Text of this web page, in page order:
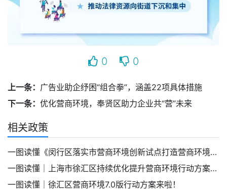
0 0
上一条： 广告业助企纾困“组合拳”，涵盖22项具体措施
下一条： 优化营商环境，奉贤区助力企业共“营”未来
相关政策
一图读懂《闵行区落实市营商环境创新试点打造营商环境新高地行动方案》
一图读懂｜上海市徐汇区持续优化提升营商环境行动方案6.0来了
一图读懂｜徐汇区营商环境7.0版行动方案来啦！